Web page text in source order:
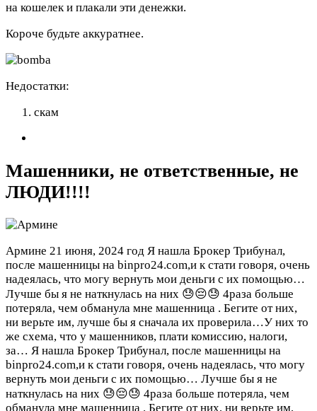
на кошелек и плакали эти денежки.
Короче будьте аккуратнее.
Недостатки:
скам
Машенники, не ответственные, не
ЛЮДИ!!!!
Армине 21 июня, 2024 год Я нашла Брокер Трибунал,
после машенницы на binpro24.com,и к стати говоря, очень
надеялась, что могу вернуть мои деньги с их помощью…
Лучше бы я не наткнулась на них 😓😔😓 4раза больше
потеряла, чем обманула мне машенница . Бегите от них,
ни верьте им, лучше бы я сначала их проверила…У них то
же схема, что у машенников, плати комиссию, налоги,
за… Я нашла Брокер Трибунал, после машенницы на
binpro24.com,и к стати говоря, очень надеялась, что могу
вернуть мои деньги с их помощью… Лучше бы я не
наткнулась на них 😓😔😓 4раза больше потеряла, чем
обманула мне машенница . Бегите от них, ни верьте им,